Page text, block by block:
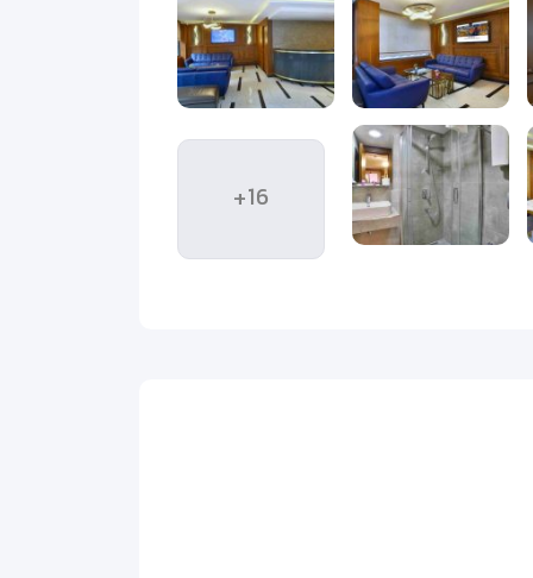
با موقعیت مرکزی و فضای پر جنب و جوش، بی
ارائه به همه دارد.
در هتل تانگو تکسیم اقامت
نقاط دیدنی و جاذبه‌های نمادینی را خواهید دید
وسطی بلند شده است، مناظر پانورامای خیره کننده
قابل توجه در مجاورت، خیابان استقلال است،
وسیعی از برندهای محلی و بین المللی را ارائه می
جنب و جوش غوطه‌ور شوید.
+16